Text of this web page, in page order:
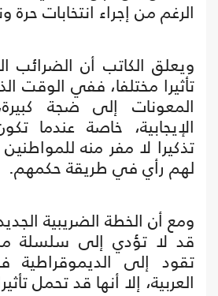
الرغم من إجراء انتخابات حرة
ويعلق الكاتب أن الضرائب
تأثيرا مختلفا، ففي الوقت
المعونات إلى ضجة
الإيجابية، خاصة عندما
تذكيرا لا مفر منه
لهم رأي في طريقة حكمهم.
ومع أن الخطة الضريبية
قد لا تؤدي إلى سلسلة
تقود إلى الديموقراطية
العربية، إلا أنها قد تحمل